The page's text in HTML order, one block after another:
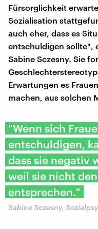
Fürsorglichkeit
Sozialisation
auch eher, dass es
entschuldigen sollte",
Sabine Sczesny. Sie
Erwartungen es
machen, aus solchen
"Wenn sich
entschuldigen,
dass sie negativ
weil sie nicht
entsprechen."
Sabine Sczesny,